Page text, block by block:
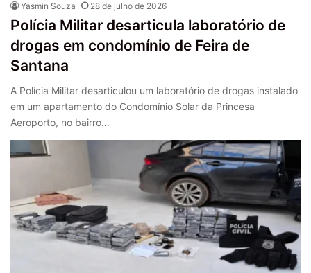
Yasmin Souza 28 de julho de 2026
Polícia Militar desarticula laboratório de
drogas em condomínio de Feira de
Santana
A Polícia Militar desarticulou um laboratório de drogas instalado
em um apartamento do Condomínio Solar da Princesa
Aeroporto, no bairro…